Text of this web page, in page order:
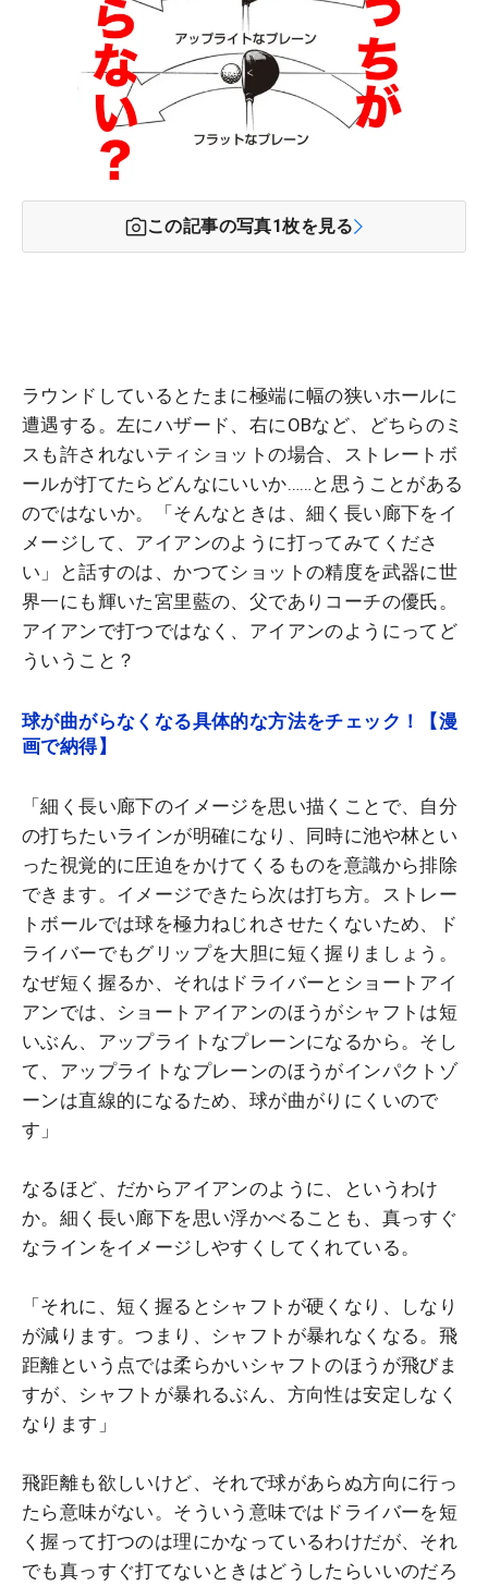
この記事の写真1枚を見る
ラウンドしているとたまに極端に幅の狭いホールに
遭遇する。左にハザード、右にOBなど、どちらのミ
スも許されないティショットの場合、ストレートボ
ールが打てたらどんなにいいか……と思うことがある
のではないか。「そんなときは、細く長い廊下をイ
メージして、アイアンのように打ってみてくださ
い」と話すのは、かつてショットの精度を武器に世
界一にも輝いた宮里藍の、父でありコーチの優氏。
アイアンで打つではなく、アイアンのようにってど
ういうこと？
球が曲がらなくなる具体的な方法をチェック！【漫
画で納得】
「細く長い廊下のイメージを思い描くことで、自分
の打ちたいラインが明確になり、同時に池や林とい
った視覚的に圧迫をかけてくるものを意識から排除
できます。イメージできたら次は打ち方。ストレー
トボールでは球を極力ねじれさせたくないため、ド
ライバーでもグリップを大胆に短く握りましょう。
なぜ短く握るか、それはドライバーとショートアイ
アンでは、ショートアイアンのほうがシャフトは短
いぶん、アップライトなプレーンになるから。そし
て、アップライトなプレーンのほうがインパクトゾ
ーンは直線的になるため、球が曲がりにくいので
す」
なるほど、だからアイアンのように、というわけ
か。細く長い廊下を思い浮かべることも、真っすぐ
なラインをイメージしやすくしてくれている。
「それに、短く握るとシャフトが硬くなり、しなり
が減ります。つまり、シャフトが暴れなくなる。飛
距離という点では柔らかいシャフトのほうが飛びま
すが、シャフトが暴れるぶん、方向性は安定しなく
なります」
飛距離も欲しいけど、それで球があらぬ方向に行っ
たら意味がない。そういう意味ではドライバーを短
く握って打つのは理にかなっているわけだが、それ
でも真っすぐ打てないときはどうしたらいいのだろ